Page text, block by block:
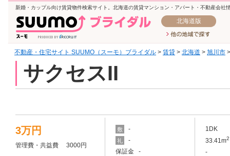
新婚・カップル向け賃貸物件検索サイト。北海道の賃貸マンション・アパート・不動産会社
北海道版
不動産・住宅サイト SUUMO（スーモ）ブライダル > 賃貸 > 北海道 > 旭川市
サクセスII
3万円
管理費・共益費 3000円
敷 -
礼
-
保証金 -
1DK
33.41m2
-